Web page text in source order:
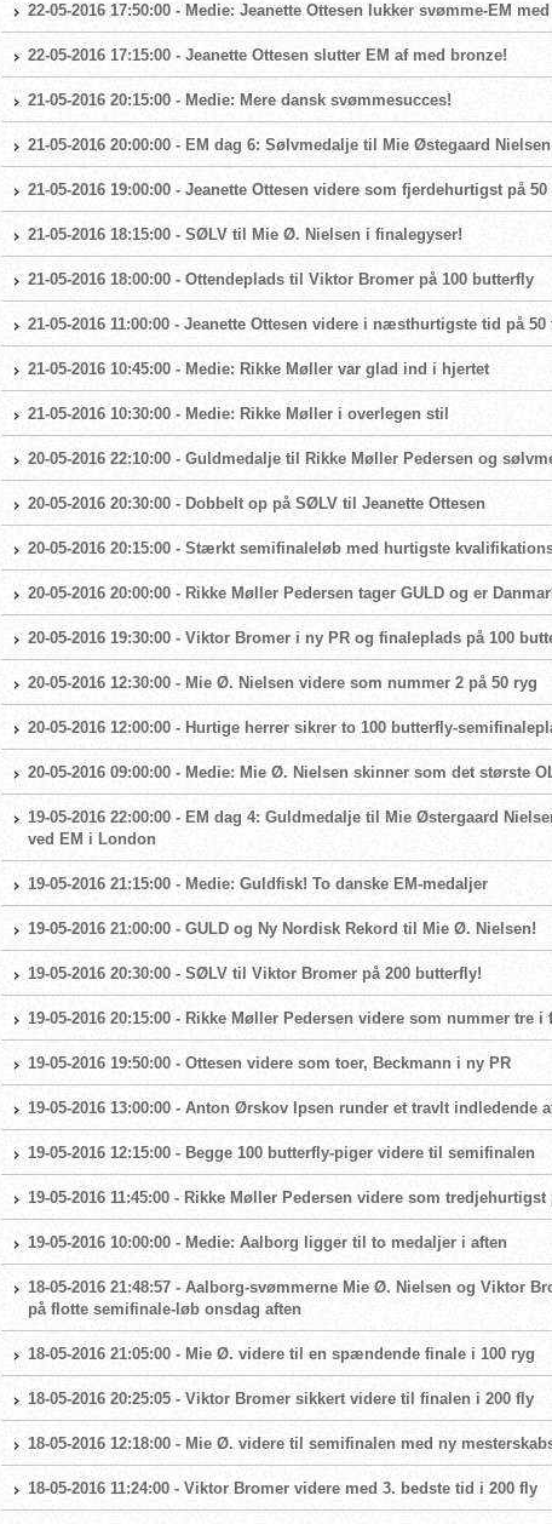
22-05-2016 17:50:00 - Medie: Jeanette Ottesen lukker svømme-EM
22-05-2016 17:15:00 - Jeanette Ottesen slutter EM af med bronze!
21-05-2016 20:15:00 - Medie: Mere dansk svømmesucces!
21-05-2016 20:00:00 - EM dag 6: Sølvmedalje til Mie Østegaard
21-05-2016 19:00:00 - Jeanette Ottesen videre som fjerdehurtigst på 50
21-05-2016 18:15:00 - SØLV til Mie Ø. Nielsen i finalegyser!
21-05-2016 18:00:00 - Ottendeplads til Viktor Bromer på 100 butterfly
21-05-2016 11:00:00 - Jeanette Ottesen videre i næsthurtigste tid på 50
21-05-2016 10:45:00 - Medie: Rikke Møller var glad ind i hjertet
21-05-2016 10:30:00 - Medie: Rikke Møller i overlegen stil
20-05-2016 22:10:00 - Guldmedalje til Rikke Møller Pedersen og
20-05-2016 20:30:00 - Dobbelt op på SØLV til Jeanette Ottesen
20-05-2016 20:15:00 - Stærkt semifinaleløb med hurtigste
20-05-2016 20:00:00 - Rikke Møller Pedersen tager GULD og er
20-05-2016 19:30:00 - Viktor Bromer i ny PR og finaleplads på 100
20-05-2016 12:30:00 - Mie Ø. Nielsen videre som nummer 2 på 50 ryg
20-05-2016 12:00:00 - Hurtige herrer sikrer to 100 butterfly-
20-05-2016 09:00:00 - Medie: Mie Ø. Nielsen skinner som det største
19-05-2016 22:00:00 - EM dag 4: Guldmedalje til Mie Østergaard
ved EM i London
19-05-2016 21:15:00 - Medie: Guldfisk! To danske EM-medaljer
19-05-2016 21:00:00 - GULD og Ny Nordisk Rekord til Mie Ø. Nielsen!
19-05-2016 20:30:00 - SØLV til Viktor Bromer på 200 butterfly!
19-05-2016 20:15:00 - Rikke Møller Pedersen videre som nummer tre
19-05-2016 19:50:00 - Ottesen videre som toer, Beckmann i ny PR
19-05-2016 13:00:00 - Anton Ørskov Ipsen runder et travlt indledende
19-05-2016 12:15:00 - Begge 100 butterfly-piger videre til semifinalen
19-05-2016 11:45:00 - Rikke Møller Pedersen videre som
19-05-2016 10:00:00 - Medie: Aalborg ligger til to medaljer i aften
18-05-2016 21:48:57 - Aalborg-svømmerne Mie Ø. Nielsen og Viktor
på flotte semifinale-løb onsdag aften
18-05-2016 21:05:00 - Mie Ø. videre til en spændende finale i 100 ryg
18-05-2016 20:25:05 - Viktor Bromer sikkert videre til finalen i 200 fly
18-05-2016 12:18:00 - Mie Ø. videre til semifinalen med ny
18-05-2016 11:24:00 - Viktor Bromer videre med 3. bedste tid i 200 fly